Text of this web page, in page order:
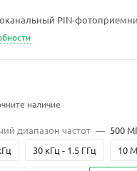
PIN-
наличие
диапазон частот — 500
30 кГц - 1.5 ГГц 10